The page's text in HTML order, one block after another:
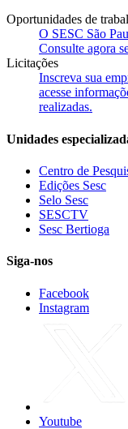
Oportunidades de
O SESC São
Consulte agora
Licitações
Inscreva sua
acesse
realizadas.
Unidades
Centro de
Edições Sesc
Selo Sesc
SESCTV
Sesc Bertioga
Siga-nos
Facebook
Instagram
Youtube